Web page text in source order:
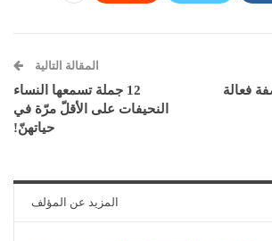
: 11 وصفة فعالة
المقالة التالية
12 جملة تسمعها النساء
النحيفات على الأقلّ مرّة في
حياتهنّ!
المزيد عن المؤلف